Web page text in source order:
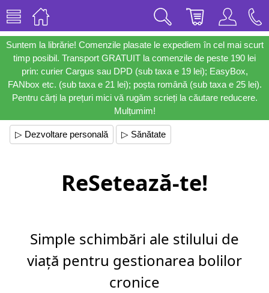
Suntem la librărie! Comenzile plasate le expediem în cel mai scurt
timp posibil. Transport GRATUIT la comenzile de peste 190 lei
prin: curier Cargus sau DPD (sub taxa e 19 lei); EasyBox,
FANbox etc. (sub taxa e 21 lei); poșta română (sub taxa e 25 lei).
Pentru cărți la prețuri mici vă rugăm scrieți la căutare reducere.
Mulțumim!
▷ Dezvoltare personală ▷ Sănătate
ReSetează-te!
Simple schimbări ale stilului de
viață pentru gestionarea bolilor
cronice